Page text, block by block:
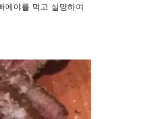
에야를 먹고 실망하여